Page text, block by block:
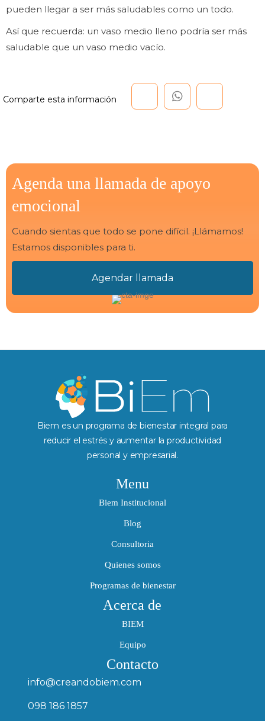
pueden llegar a ser más saludables como un todo.
Así que recuerda: un vaso medio lleno podría ser más
saludable que un vaso medio vacío.
Agenda una llamada de apoyo
emocional
Cuando sientas que todo se pone difícil. ¡Llámamos!
Estamos disponibles para ti.
Agendar llamada
Biem es un programa de bienestar integral para
reducir el estrés y aumentar la productividad
personal y empresarial.
Menu
Biem Institucional
Blog
Consultoria
Quienes somos
Programas de bienestar
Acerca de
BIEM
Equipo
Contacto
info@creandobiem.com
098 186 1857